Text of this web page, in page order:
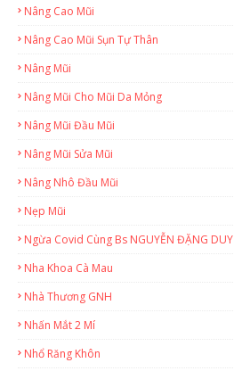
Nâng Cao Mũi
Nâng Cao Mũi Sụn Tự Thân
Nâng Mũi
Nâng Mũi Cho Mũi Da Mỏng
Nâng Mũi Đầu Mũi
Nâng Mũi Sửa Mũi
Nâng Nhô Đầu Mũi
Nẹp Mũi
Ngừa Covid Cùng Bs NGUYỄN ĐẶNG DUY
Nha Khoa Cà Mau
Nhà Thương GNH
Nhấn Mắt 2 Mí
Nhổ Răng Khôn